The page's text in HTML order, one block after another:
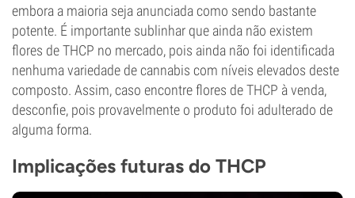
embora a maioria seja anunciada como sendo bastante
potente. É importante sublinhar que ainda não existem
flores de THCP no mercado, pois ainda não foi identificada
nenhuma variedade de cannabis com níveis elevados deste
composto. Assim, caso encontre flores de THCP à venda,
desconfie, pois provavelmente o produto foi adulterado de
alguma forma.
Implicações futuras do THCP